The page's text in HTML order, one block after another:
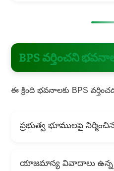
BPS వర్తించని
ఈ క్రింది భవనాలకు BPS
ప్రభుత్వ భూములపై
యాజమాన్య వివాదాలు ఉన్న